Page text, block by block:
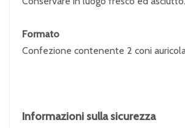
Formato
Confezione contenente 2 coni
Informazioni sulla sicurezza